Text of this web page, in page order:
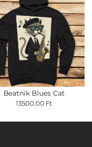
Beatnik Blues Cat
13500,00 Ft